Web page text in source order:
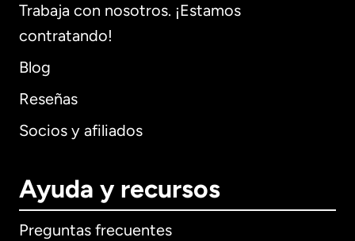
Trabaja con nosotros. ¡Estamos
contratando!
Blog
Reseñas
Socios y afiliados
Ayuda y recursos
Preguntas frecuentes